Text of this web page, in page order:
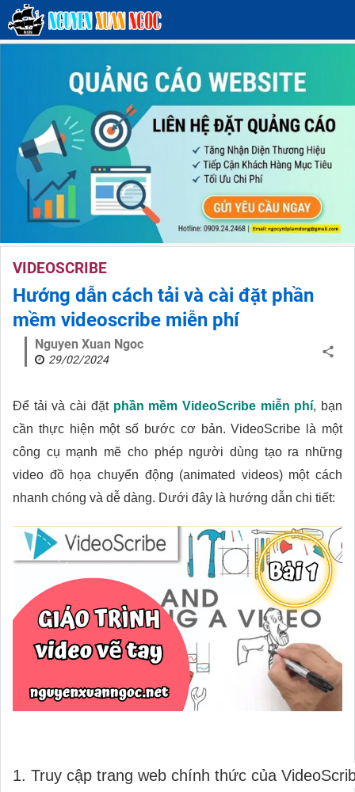
VIDEOSCRIBE
Hướng dẫn cách tải và cài đặt phần
mềm videoscribe miễn phí
Nguyen Xuan Ngoc
29/02/2024
Để tải và cài đặt phần mềm VideoScribe miễn phí, bạn
cần thực hiện một số bước cơ bản. VideoScribe là một
công cụ mạnh mẽ cho phép người dùng tạo ra những
video đồ họa chuyển động (animated videos) một cách
nhanh chóng và dễ dàng. Dưới đây là hướng dẫn chi tiết:
1. Truy cập trang web chính thức của